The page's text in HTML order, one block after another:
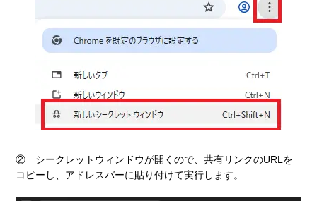
② シークレットウィンドウが開くので、共有リンクのURLを
コピーし、アドレスバーに貼り付けて実行します。